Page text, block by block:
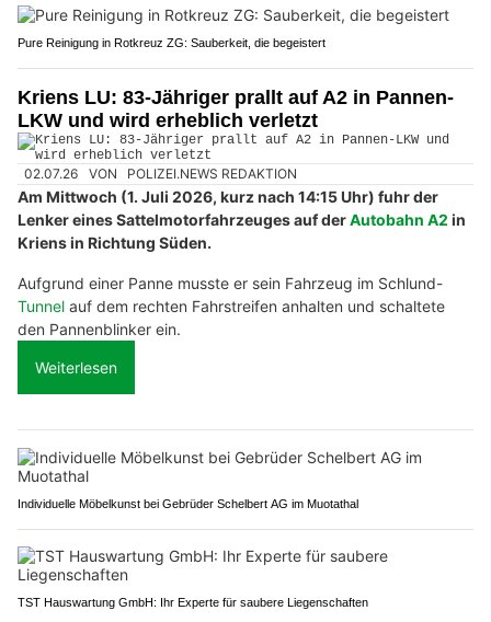
Pure Reinigung in Rotkreuz ZG: Sauberkeit, die begeistert
Kriens LU: 83-Jähriger prallt auf A2 in Pannen-
LKW und wird erheblich verletzt
02.07.26 VON POLIZEI.NEWS REDAKTION
Am Mittwoch (1. Juli 2026, kurz nach 14:15 Uhr) fuhr der
Lenker eines Sattelmotorfahrzeuges auf derAutobahn A2 in
Kriens in Richtung Süden.
Aufgrund einer Panne musste er sein Fahrzeug im Schlund-
Tunnel auf dem rechten Fahrstreifen anhalten und schaltete
den Pannenblinker ein.
Weiterlesen
Individuelle Möbelkunst bei Gebrüder Schelbert AG im Muotathal
TST Hauswartung GmbH: Ihr Experte für saubere Liegenschaften